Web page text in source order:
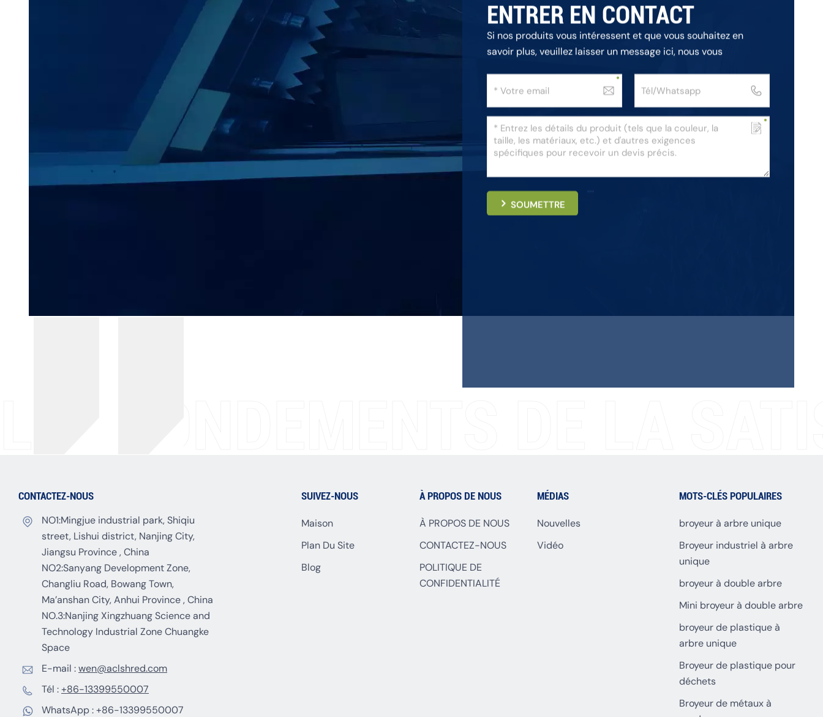
ENTRER EN CONTACT
Si nos produits vous intéressent et que vous souhaitez en
savoir plus, veuillez laisser un message ici, nous vous
SOUMETTRE
LES FONDEMENTS DE LA
CONTACTEZ-NOUS
NO1:Mingjue industrial park, Shiqiu
street, Lishui district, Nanjing City,
Jiangsu Province , China
NO2:Sanyang Development Zone,
Changliu Road, Bowang Town,
Ma’anshan City, Anhui Province , China
NO.3:Nanjing Xingzhuang Science and
Technology Industrial Zone Chuangke
Space
E-mail :wen@aclshred.com
Tél :+86-13399550007
WhatsApp :+86-13399550007
MOTS-CLÉS POPULAIRES
broyeur à arbre unique
Broyeur industriel à arbre
unique
broyeur à double arbre
Mini broyeur à double arbre
broyeur de plastique à
arbre unique
Broyeur de plastique pour
déchets
Broyeur de métaux à
MÉDIAS
Nouvelles
Vidéo
À PROPOS DE NOUS
À PROPOS DE NOUS
CONTACTEZ-NOUS
POLITIQUE DE
CONFIDENTIALITÉ
SUIVEZ-NOUS
Maison
Plan Du Site
Blog